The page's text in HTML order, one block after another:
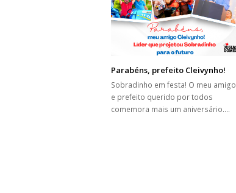
Parabéns, prefeito Cleivynho!
Sobradinho em festa! O meu amigo
e prefeito querido por todos
comemora mais um aniversário.…